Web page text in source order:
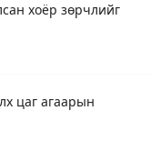
хоёр зөрчлийг
цаг агаарын